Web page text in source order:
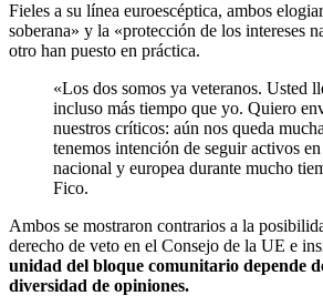
Fieles a su línea euroescéptica, ambos
soberana» y la «protección de los intereses
otro han puesto en práctica.
«Los dos somos ya veteranos. Usted
incluso más tiempo que yo. Quiero
nuestros críticos: aún nos queda
tenemos intención de seguir activos
nacional y europea durante mucho
Fico.
Ambos se mostraron contrarios a la
derecho de veto en el Consejo de la UE e
unidad del bloque comunitario depende
diversidad de opiniones.